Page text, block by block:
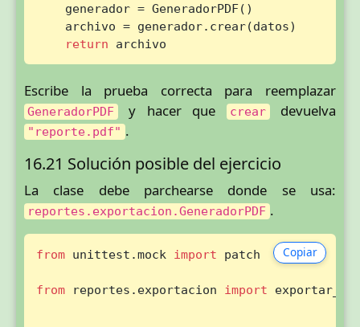
    generador = GeneradorPDF()
    archivo = generador.crear(datos)
return archivo
Escribe la prueba correcta para reemplazar
GeneradorPDF y hacer que crear devuelva
"reporte.pdf" .
16.21 Solución posible del ejercicio
La clase debe parchearse donde se usa:
reportes.exportacion.GeneradorPDF .
Copiar
from unittest.mock import patch
from reportes.exportacion import